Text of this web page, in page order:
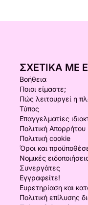
ΣΧΕΤΙΚΆ ΜΕ
Βοήθεια
Ποιοι είμαστε;
Πώς λειτουργεί η
Τύπος
Επαγγελματίες
Πολιτική Απορρήτου
Πολιτική cookie
Όροι και
Νομικές
Συνεργάτες
Εγγραφείτε!
Ευρετηρίαση και
Πολιτική επίλυσης